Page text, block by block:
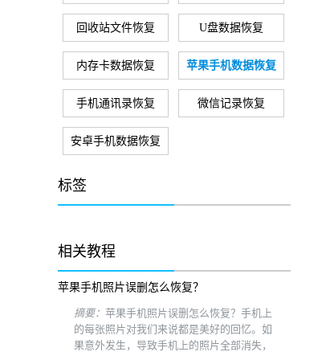
回收站文件恢复 U盘数据恢复
内存卡数据恢复 苹果手机数据恢复
手机通讯录恢复 微信记录恢复
安卓手机数据恢复
标签
相关教程
苹果手机照片误删怎么恢复？
摘要： 苹果手机照片误删怎么恢复？手机上
的每张照片对我们来说都是美好的回忆。如
果意外发生，导致手机上的照片全部消失，